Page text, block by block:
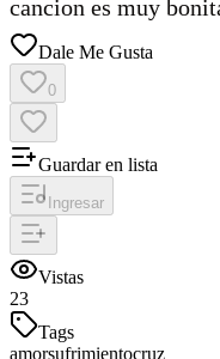
cancion es muy
Dale Me Gusta
0
Guardar en lista
Ingresar
Vistas
23
Tags
amorsufrimientocruz